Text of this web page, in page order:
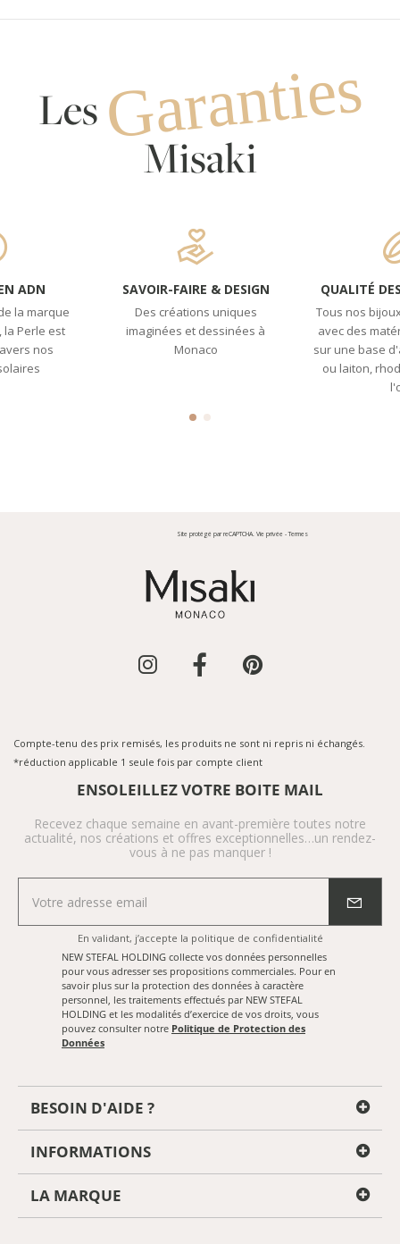
Les Garanties
Misaki
ADN
la marque
la Perle est
nos
SAVOIR-FAIRE & DESIGN
Des créations uniques
imaginées et dessinées à
Monaco
QUALITÉ
Tous nos
avec des
sur une base
ou laiton,
BESOIN D'AIDE ?
INFORMATIONS
LA MARQUE
Site protégé par reCAPTCHA. Vie privée-Termes
ENSOLEILLEZ VOTRE BOITE MAIL
Recevez chaque semaine en avant-première toutes notre
actualité, nos créations et offres exceptionnelles…un rendez-
vous à ne pas manquer !
En validant, j’accepte la politique de confidentialité
NEW STEFAL HOLDING collecte vos données personnelles
pour vous adresser ses propositions commerciales. Pour en
savoir plus sur la protection des données à caractère
personnel, les traitements effectués par NEW STEFAL
HOLDING et les modalités d’exercice de vos droits, vous
pouvez consulter notre Politique de Protection des
Données
Compte-tenu des prix remisés, les produits ne sont ni repris ni échangés.
*réduction applicable 1 seule fois par compte client